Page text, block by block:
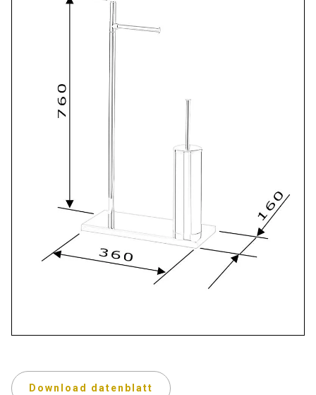
Download datenblatt